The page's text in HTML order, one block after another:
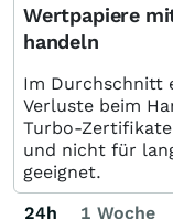
Wertpapiere
handeln
Im Durchschnitt
Verluste beim
Turbo-
und nicht für
geeignet.
24h
1 Woche